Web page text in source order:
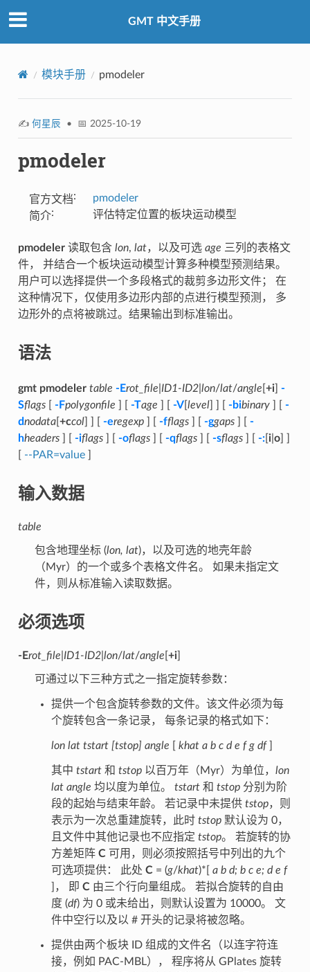
GMT 中文手册
模块手册 pmodeler
✍️ 何星辰 • 📅 2025-10-19
pmodeler
官方文档:
pmodeler
简介: 评估特定位置的板块运动模型
pmodeler读取包含 lon, lat，以及可选 age 三列的表格文
件， 并结合一个板块运动模型计算多种模型预测结果。
用户可以选择提供一个多段格式的裁剪多边形文件； 在
这种情况下，仅使用多边形内部的点进行模型预测， 多
边形外的点将被跳过。结果输出到标准输出。
语法
gmt pmodeler table -Erot_file ID1-ID2| lon/lat/angle +i] -
Sflags[ -Fpolygonfile -Tage -V[ level] ] [ -bibinary] [ -
dnodata[ +ccol] ] [ -eregexp] [ -fflags] [ -ggaps] [ -
hheaders] [ -iflags] [ -oflags] [ -qflags] [ -sflags] [ -:[ i| o] ]
--PAR=value]
输入数据
table
包含地理坐标 (lon, lat)，以及可选的地壳年龄
（Myr）的一个或多个表格文件名。 如果未指定文
件，则从标准输入读取数据。
必须选项
-Erot_file ID1-ID2| lon/lat/angle +i]
可通过以下三种方式之一指定旋转参数：
提供一个包含旋转参数的文件。该文件必须为每
个旋转包含一条记录， 每条记录的格式如下：
lon lat tstart [tstop] angle khat a b c d e f g df]
其中 tstart和 tstop以百万年（Myr）为单位， lon
lat angle 均以度为单位。 tstart和 tstop分别为阶
段的起始与结束年龄。 若记录中未提供 tstop，则
表示为一次总重建旋转，此时 tstop默认设为 0，
且文件中其他记录也不应指定 tstop。 若旋转的协
方差矩阵 C可用，则必须按照括号中列出的九个
可选项提供： 此处 C= (g/khat)*[ a b d; b c e; d e f
]， 即 C由三个行向量组成。 若拟合旋转的自由
度 (df) 为 0 或未给出，则默认设置为 10000。 文
件中空行以及以 # 开头的记录将被忽略。
提供由两个板块 ID 组成的文件名（以连字符连
接，例如 PAC-MBL）， 程序将从 GPlates 旋转